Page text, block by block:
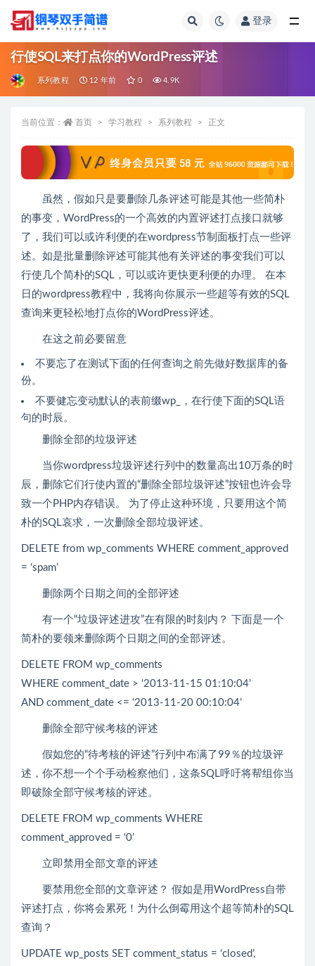
登录
行使SQL来打点你的WordPress评述
系列教程 12 年前 0 4.9K
当前位置： 首页 学习教程 系列教程 正文
虽然，假如只是要删除几条评述可能是其他一些简朴
的事变，WordPress的一个高效的内置评述打点接口就够
了，我们可以或许利便的在wordpress节制面板打点一些评
述。如是批量删除评述可能其他有关评述的事变我们可以
行使几个简朴的SQL，可以或许更快更利便的办理。 在本
日的wordpress教程中，我将向你展示一些超等有效的SQL
查询来更轻松地打点你的WordPress评述。
在这之前必要留意
不要忘了在测试下面的任何查询之前先做好数据库的备
份。
不要健忘变动默认的表前缀wp_，在行使下面的SQL语
句的时辰。
删除全部的垃圾评述
当你wordpress垃圾评述行列中的数量高出10万条的时
辰，删除它们行使内置的“删除全部垃圾评述”按钮也许会导
致一个PHP内存错误。 为了停止这种环境，只要用这个简
朴的SQL哀求，一次删除全部垃圾评述。
DELETE from wp_comments WHERE comment_approved
= ‘spam’
删除两个日期之间的全部评述
有一个“垃圾评述进攻”在有限的时刻内？ 下面是一个
简朴的要领来删除两个日期之间的全部评述。
DELETE FROM wp_comments
WHERE comment_date > ‘2013-11-15 01:10:04’
AND comment_date <= ‘2013-11-20 00:10:04’
删除全部守候考核的评述
假如您的“待考核的评述”行列中布满了99％的垃圾评
述，你不想一个个手动检察他们，这条SQL呼吁将帮组你当
即破除全部守候考核的评述。
DELETE FROM wp_comments WHERE
comment_approved = ‘0’
立即禁用全部文章的评述
要禁用您全部的文章评述？ 假如是用WordPress自带
评述打点，你将会累死！为什么倒霉用这个超等简朴的SQL
查询？
UPDATE wp_posts SET comment_status = ‘closed’,